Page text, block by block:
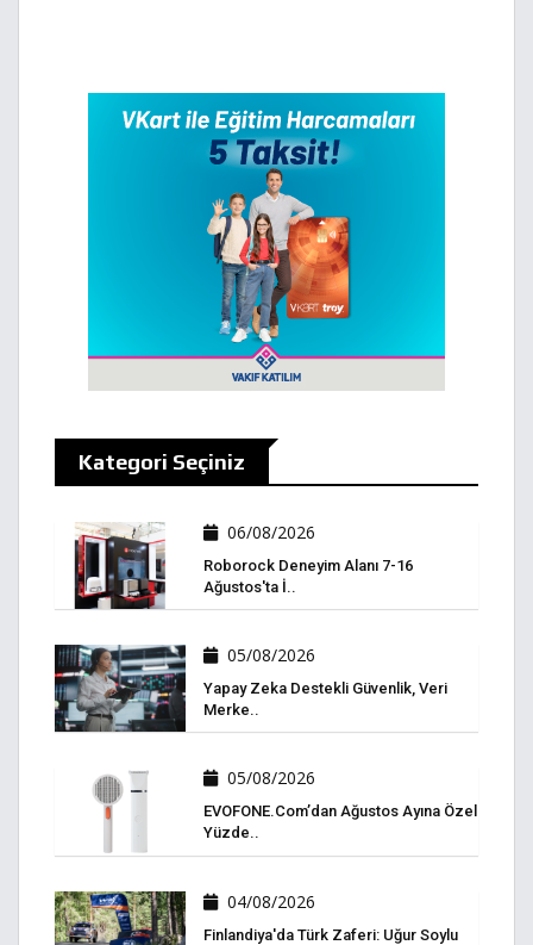
Kategori Seçiniz
06/08/2026
Roborock Deneyim Alanı 7-16
Ağustos'ta İ..
05/08/2026
Yapay Zeka Destekli Güvenlik, Veri
Merke..
05/08/2026
EVOFONE.com’dan Ağustos Ayına Özel
Yüzde..
04/08/2026
Finlandiya'da Türk Zaferi: Uğur Soylu